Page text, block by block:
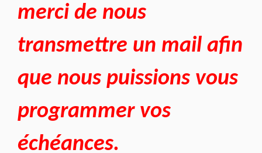
merci de nous
transmettre un mail afin
que nous puissions vous
programmer vos
échéances.